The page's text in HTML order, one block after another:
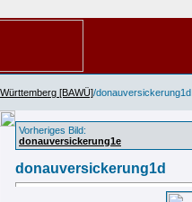
[BAWÜ]/donauversickerung1d
Vorheriges Bild:
donauversickerung1e
donauversickerung1d